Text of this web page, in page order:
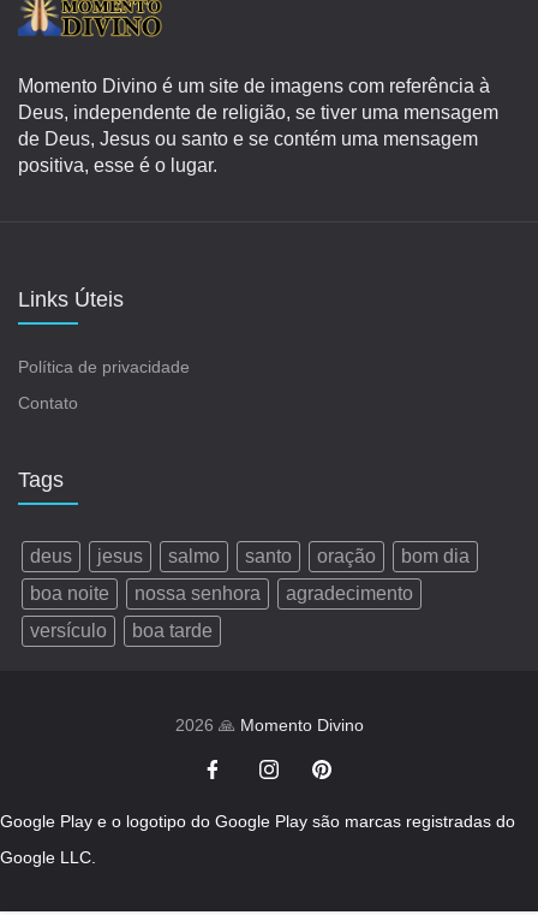
Momento Divino é um site de imagens com referência à
Deus, independente de religião, se tiver uma mensagem
de Deus, Jesus ou santo e se contém uma mensagem
positiva, esse é o lugar.
Links Úteis
Política de privacidade
Contato
Tags
deus jesus salmo santo oração
bom dia
boa noite
nossa senhora
agradecimento
versículo
boa tarde
2026 🙏 Momento Divino
Google Play e o logotipo do Google Play são marcas registradas do
Google LLC.